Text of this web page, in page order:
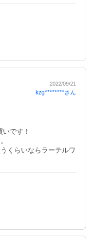
2022/09/21
kzg********さん
です！
くらいならラーテルワ